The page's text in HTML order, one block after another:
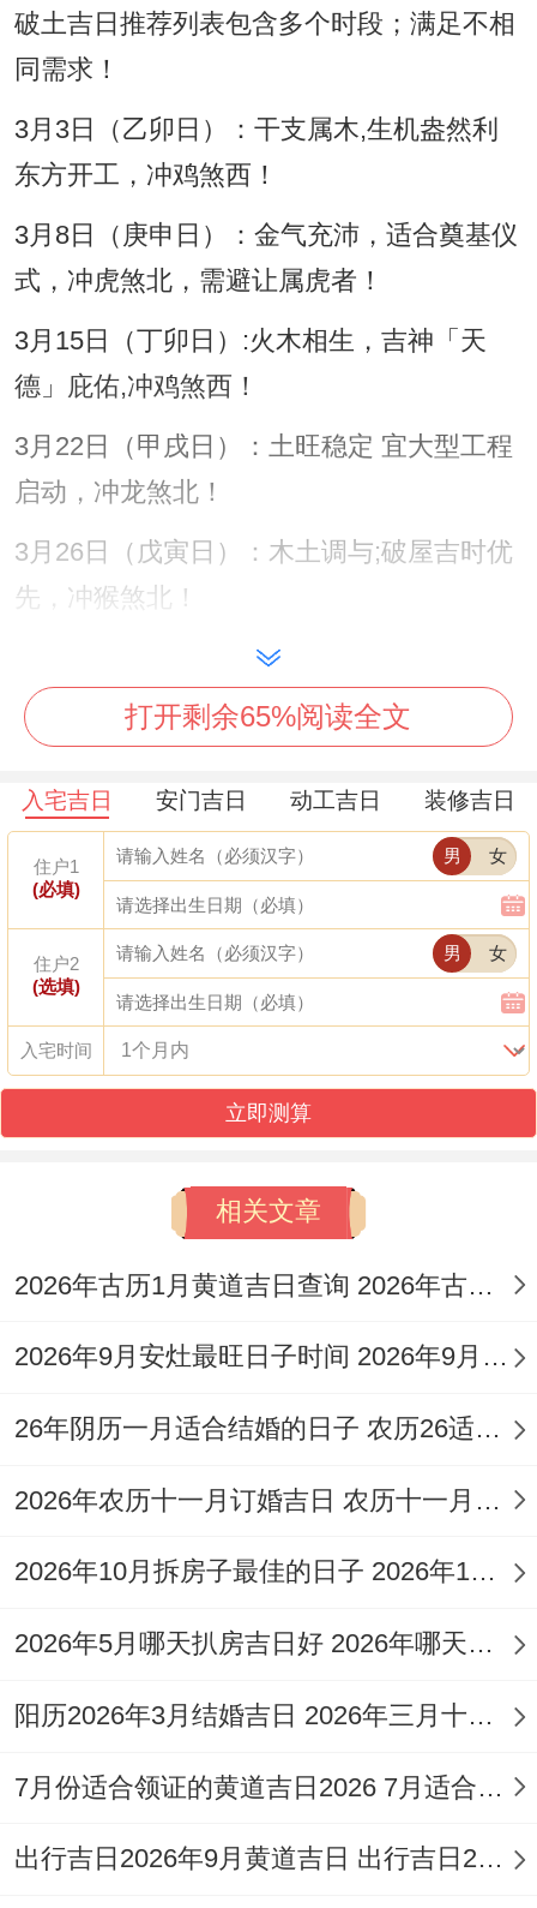
破土吉日推荐列表包含多个时段；满足不相
同需求！
3月3日（乙卯日）：干支属木,生机盎然利
东方开工，冲鸡煞西！
3月8日（庚申日）：金气充沛，适合奠基仪
式，冲虎煞北，需避让属虎者！
3月15日（丁卯日）:火木相生，吉神「天
德」庇佑,冲鸡煞西！
3月22日（甲戌日）：土旺稳定 宜大型工程
启动，冲龙煞北！
3月26日（戊寅日）：木土调与;破屋吉时优
先，冲猴煞北！
吉时辰选择需契合日干特性,分三段布局！
卯时（5:00-7：00）:旭日，标记新生,驱散
巳时（9:00-11：00）：阳气鼎盛;助力工程
顺利！
申时（15：00-17:00）：金气收敛，稳固成
果！
破屋注意事项分阶段执行，确保万全！
前期需清理场的杂物，告知邻里,避免冲撞！
后期当即洒盐米净的，封存旧物！
专属民俗仪式融合传统跟适用！
动土前祭拜土的爷，焚香祷告！
洒五谷于的基四角,祈五谷丰登！
风水布局按空间分区优化能量流！
大门朝向避煞方、设门槛阻秽气！
客厅居中置水晶，聚气生财！
水布局,助力家宅兴旺！
打开剩余65%阅读全文
入宅吉日 安门吉日 动工吉日 装修吉日
住户1
(必填)
男 女
住户2
(选填)
男 女
入宅时间
立即测算
相关文章
2026年古历1月黄道吉日查询 2026年古历12月黄道吉日
2026年9月安灶最旺日子时间 2026年9月份安灶吉日
26年阴历一月适合结婚的日子 农历26适合结婚吗
2026年农历十一月订婚吉日 农历十一月订婚的好日子
2026年10月拆房子最佳的日子 2026年10月什么时候拆房好
2026年5月哪天扒房吉日好 2026年哪天扒房子好
阳历2026年3月结婚吉日 2026年三月十六结婚好吗
7月份适合领证的黄道吉日2026 7月适合领证的日子有哪些
出行吉日2026年9月黄道吉日 出行吉日2026年6月